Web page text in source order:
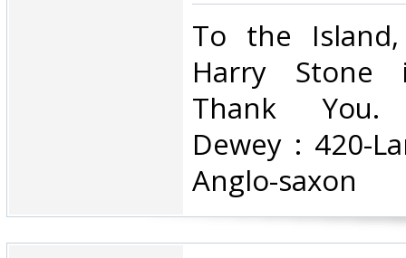
‎To the
Harry
Thank You.
Dewey : 420-
Anglo-saxon‎